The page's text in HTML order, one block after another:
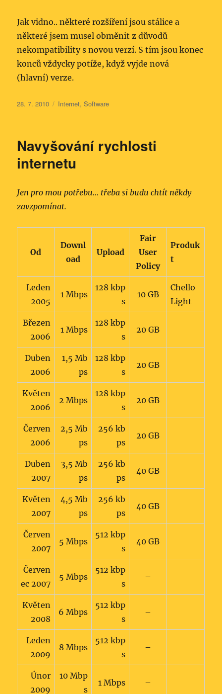
Jak vidno.. některé rozšíření jsou stálice a
některé jsem musel obměnit z důvodů
nekompatibility s novou verzí. S tím jsou konec
konců vždycky potíže, když vyjde nová
(hlavní) verze.
Publikováno:
28. 7. 2010 Rubriky:
Internet,Software
Navyšování rychlosti
internetu
Jen pro mou potřebu… třeba si budu chtít někdy
zavzpomínat.
Od
Downl
oad
Upload
Fair
User
Policy
Produk
t
Leden
2005
1 Mbps
128 kbp
s
10 GB
Chello
Light
Březen
2006
1 Mbps
128 kbp
s
20 GB
Duben
2006
1,5 Mb
ps
128 kbp
s
20 GB
Květen
2006
2 Mbps
128 kbp
s
20 GB
Červen
2006
2,5 Mb
ps
256 kb
ps
20 GB
Duben
2007
3,5 Mb
ps
256 kb
ps
40 GB
Květen
2007
4,5 Mb
ps
256 kb
ps
40 GB
Červen
2007
5 Mbps
512 kbp
s
40 GB
Červen
ec 2007
5 Mbps
512 kbp
s
–
Květen
2008
6 Mbps
512 kbp
s
–
Leden
2009
8 Mbps
512 kbp
s
–
Únor
2009
10 Mbp
s
1 Mbps –